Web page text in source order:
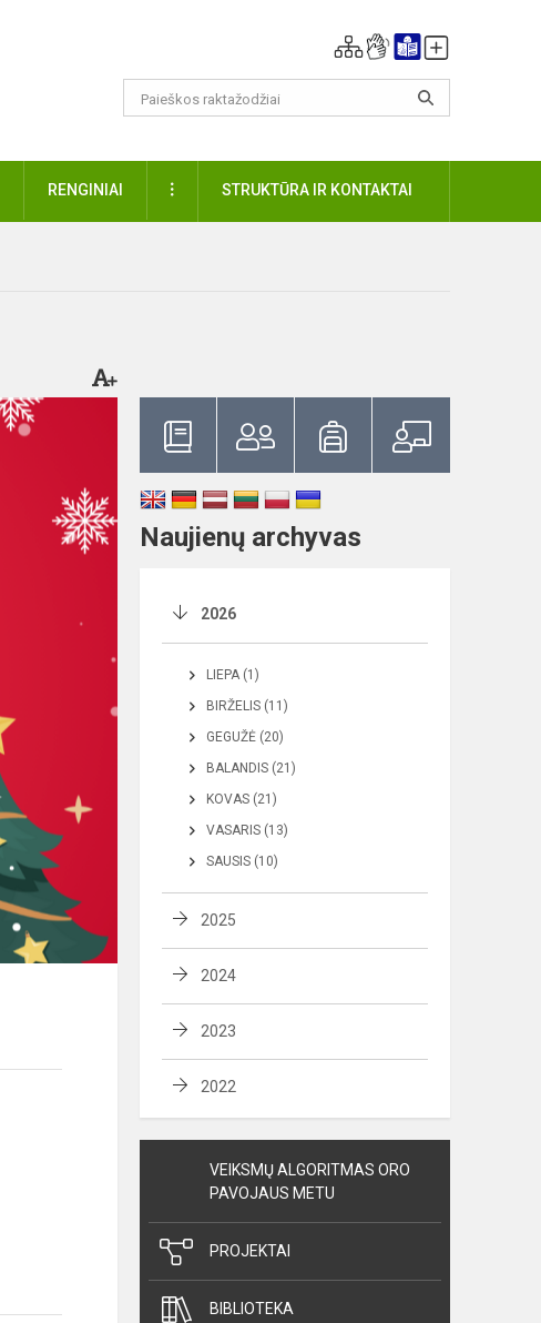
RENGINIAI DAUGIAUSTRUKTŪRA IR KONTAKTAI
Naujienų archyvas
2026
LIEPA (1)
BIRŽELIS (11)
GEGUŽĖ (20)
BALANDIS (21)
KOVAS (21)
VASARIS (13)
SAUSIS (10)
2025
2024
2023
2022
VEIKSMŲ ALGORITMAS ORO
PAVOJAUS METU
PROJEKTAI
BIBLIOTEKA